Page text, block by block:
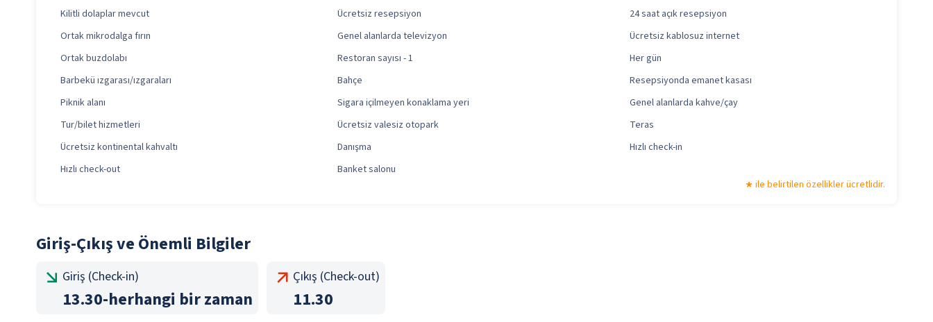
Kilitli dolaplar mevcut
Ücretsiz resepsiyon
24 saat açık resepsiyon
Ortak mikrodalga fırın
Genel alanlarda televizyon
Ücretsiz kablosuz internet
Ortak buzdolabı
Restoran sayısı - 1
Her gün
Barbekü ızgarası/ızgaraları
Bahçe
Resepsiyonda emanet kasası
Piknik alanı
Sigara içilmeyen konaklama yeri
Genel alanlarda kahve/çay
Tur/bilet hizmetleri
Ücretsiz valesiz otopark
Teras
Ücretsiz kontinental kahvaltı
Danışma
Hızlı check-in
Hızlı check-out
Banket salonu
ile belirtilen özellikler ücretlidir.
Giriş-Çıkış ve Önemli Bilgiler
Giriş (Check-in)
13.30-herhangi bir zaman
Çıkış (Check-out)
11.30